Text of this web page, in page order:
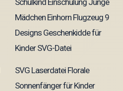
SVG Laserdatei Florale
Sonnenfänger für Kinder